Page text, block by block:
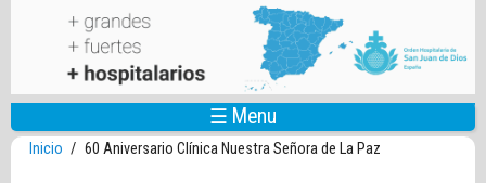
Pasar al contenido principal
☰ Menu
Inicio / 60 Aniversario Clínica Nuestra Señora de La Paz